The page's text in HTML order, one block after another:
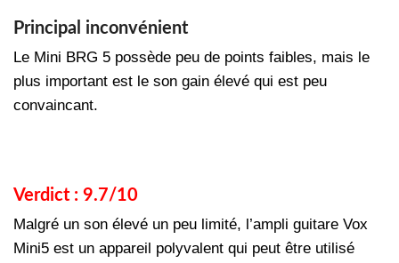
Principal inconvénient
Le Mini BRG 5 possède peu de points faibles, mais le
plus important est le son gain élevé qui est peu
convaincant.
Verdict : 9.7/10
Malgré un son élevé un peu limité, l’ampli guitare Vox
Mini5 est un appareil polyvalent qui peut être utilisé